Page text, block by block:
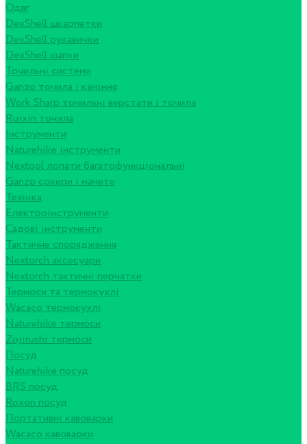
Одяг
DexShell шкарпетки
DexShell рукавички
DexShell шапки
Точильні системи
Ganzo точила і каміння
Work Sharp точильні верстати і точила
Ruixin точила
Інструменти
Naturehike інструменти
Nextool лопати багатофункціональні
Ganzo сокири і мачете
Техніка
Електроінструменти
Садові інструменти
Тактичне спорядження
Nextorch аксесуари
Nextorch тактичні перчатки
Термоси та термокухлі
Wacaco термокухлі
Naturehike термоси
Zojirushi термоси
Посуд
Naturehike посуд
BRS посуд
Roxon посуд
Портативні кавоварки
Wacaco кавоварки